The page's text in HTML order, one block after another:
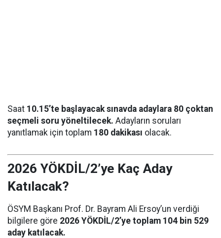
Saat 10.15’te başlayacak sınavda adaylara 80 çoktan
seçmeli soru yöneltilecek. Adayların soruları
yanıtlamak için toplam 180 dakikası olacak.
2026 YÖKDİL/2’ye Kaç Aday
Katılacak?
ÖSYM Başkanı Prof. Dr. Bayram Ali Ersoy’un verdiği
bilgilere göre 2026 YÖKDİL/2’ye toplam 104 bin 529
aday katılacak.